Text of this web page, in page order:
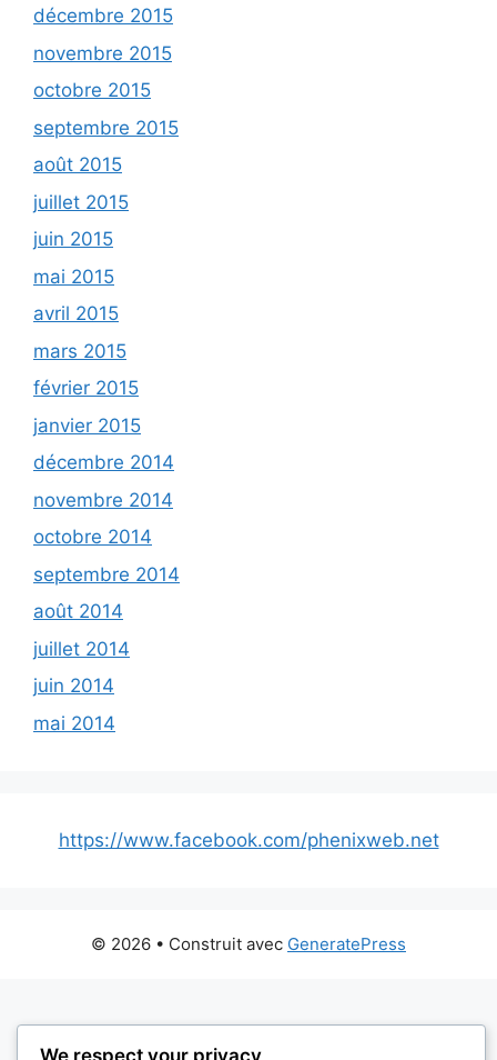
décembre 2015
novembre 2015
octobre 2015
septembre 2015
août 2015
juillet 2015
juin 2015
mai 2015
avril 2015
mars 2015
février 2015
janvier 2015
décembre 2014
novembre 2014
octobre 2014
septembre 2014
août 2014
juillet 2014
juin 2014
mai 2014
https://www.facebook.com/phenixweb.net
© 2026 • Construit avec GeneratePress
We respect your privacy